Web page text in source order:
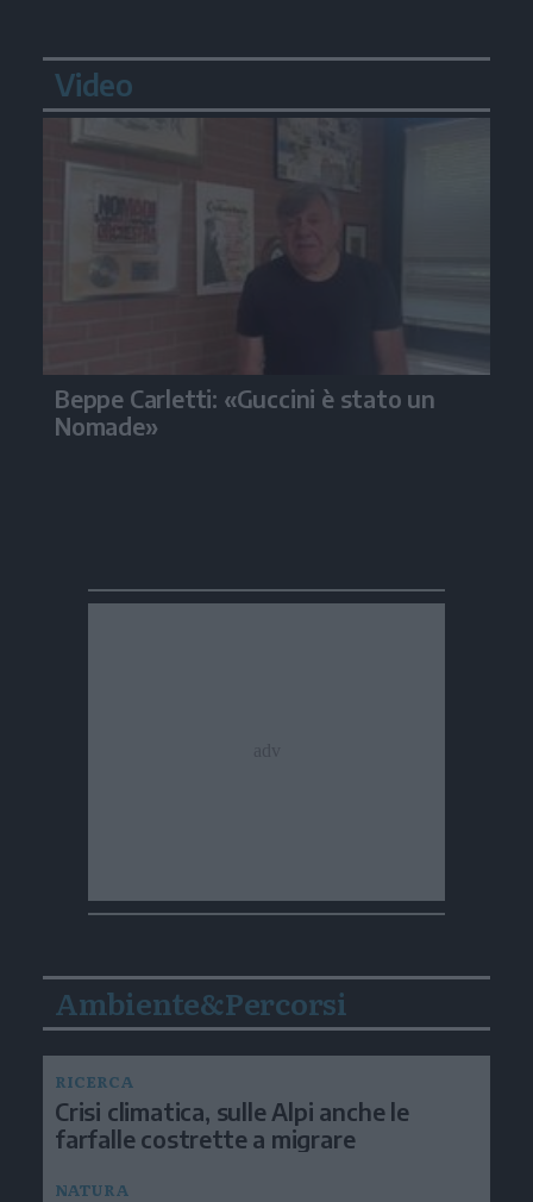
Video
Beppe Carletti: «Guccini è stato un
Nomade»
Ambiente&Percorsi
RICERCA
Crisi climatica, sulle Alpi anche le
farfalle costrette a migrare
NATURA